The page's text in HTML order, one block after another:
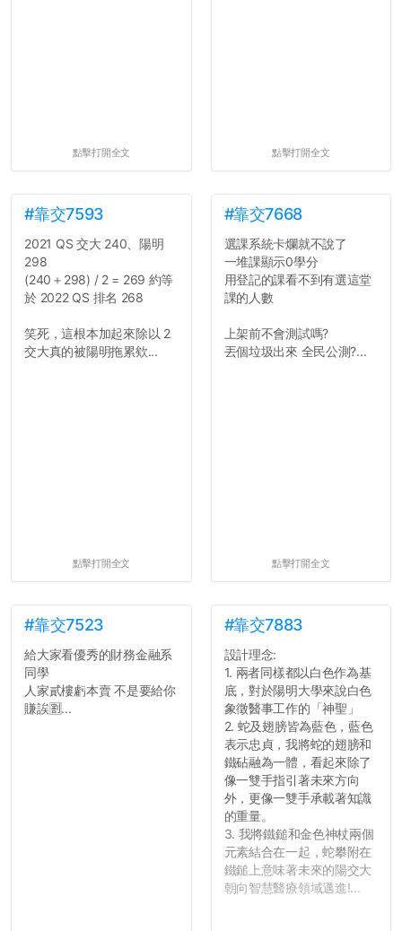
點擊打開全文 點擊打開全文
#靠交7593
2021 QS 交大 240、陽明
298
(240＋298) / 2 = 269 約等
於 2022 QS 排名 268
笑死，這根本加起來除以 2
交大真的被陽明拖累欸...
點擊打開全文
#靠交7668
選課系統卡爛就不說了
一堆課顯示0學分
用登記的課看不到有選這堂
課的人數
上架前不會測試嗎?
丟個垃圾出來 全民公測?...
點擊打開全文
#靠交7523
給大家看優秀的財務金融系
同學
人家貳樓虧本賣 不是要給你
賺誒🈹...
#靠交7883
設計理念:
1. 兩者同樣都以白色作為基
底，對於陽明大學來說白色
象徵醫事工作的「神聖」
2. 蛇及翅膀皆為藍色，藍色
表示忠貞，我將蛇的翅膀和
鐵砧融為一體，看起來除了
像一雙手指引著未來方向
外，更像一雙手承載著知識
的重量。
3. 我將鐵鎚和金色神杖兩個
元素結合在一起，蛇攀附在
鐵鎚上意味著未來的陽交大
朝向智慧醫療領域邁進!...